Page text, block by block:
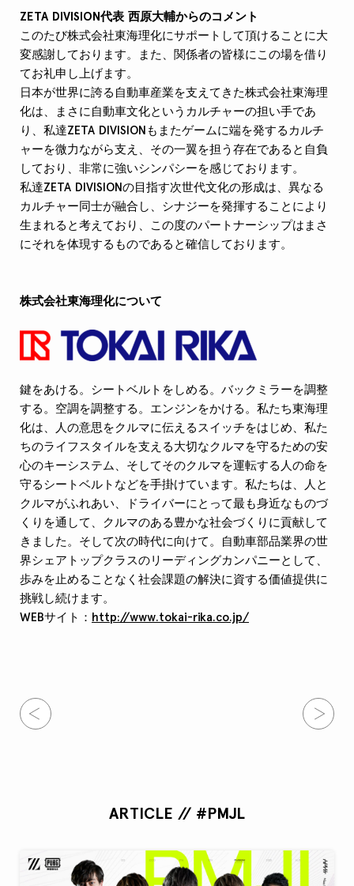
ZETA DIVISION代表 西原大輔からのコメント
このたび株式会社東海理化にサポートして頂けることに大
変感謝しております。また、関係者の皆様にこの場を借り
てお礼申し上げます。
日本が世界に誇る自動車産業を支えてきた株式会社東海理
化は、まさに自動車文化というカルチャーの担い手であ
り、私達ZETA DIVISIONもまたゲームに端を発するカルチ
ャーを微力ながら支え、その一翼を担う存在であると自負
しており、非常に強いシンパシーを感じております。
私達ZETA DIVISIONの目指す次世代文化の形成は、異なる
カルチャー同士が融合し、シナジーを発揮することにより
生まれると考えており、この度のパートナーシップはまさ
にそれを体現するものであると確信しております。
株式会社東海理化について
鍵をあける。シートベルトをしめる。バックミラーを調整
する。空調を調整する。エンジンをかける。私たち東海理
化は、人の意思をクルマに伝えるスイッチをはじめ、私た
ちのライフスタイルを支える大切なクルマを守るための安
心のキーシステム、そしてそのクルマを運転する人の命を
守るシートベルトなどを手掛けています。私たちは、人と
クルマがふれあい、ドライバーにとって最も身近なものづ
くりを通して、クルマのある豊かな社会づくりに貢献して
きました。そして次の時代に向けて。自動車部品業界の世
界シェアトップクラスのリーディングカンパニーとして、
歩みを止めることなく社会課題の解決に資する価値提供に
挑戦し続けます。
WEBサイト： http://www.tokai-rika.co.jp/
ARTICLE // #PMJL